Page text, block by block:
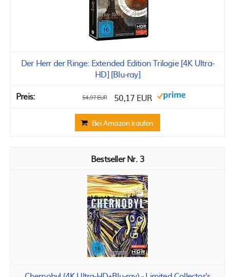
Der Herr der Ringe: Extended Edition Trilogie [4K Ultra-
HD] [Blu-ray]
54,97 EUR 50,17 EUR
Bei Amazon kaufen
3